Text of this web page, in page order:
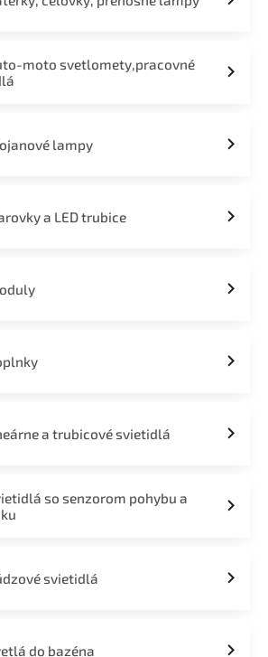
moto svetlomety,pracovné
lampy
a LED trubice
a trubicové svietidlá
so senzorom pohybu a
svietidlá
do bazéna